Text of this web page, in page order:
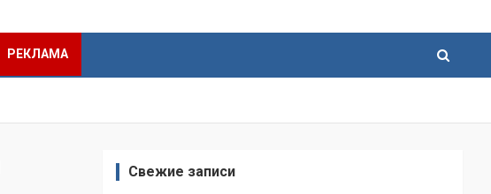
РЕКЛАМА
Свежие записи